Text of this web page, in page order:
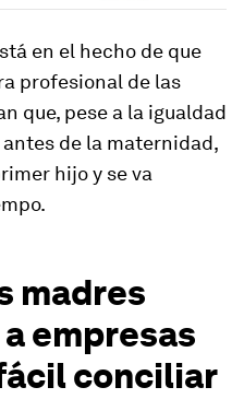
en el hecho de que
profesional de las
que, pese a la igualdad
de la maternidad,
hijo y se va
madres
empresas
conciliar